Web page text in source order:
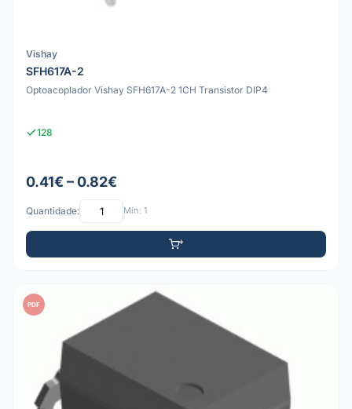
Vishay
SFH617A-2
Optoacoplador Vishay SFH617A-2 1CH Transistor DIP4
128
0.41€ – 0.82€
Quantidade: Mín: 1
PDF